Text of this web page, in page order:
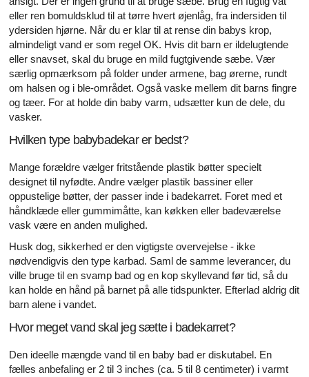
eller ren bomuldsklud til at tørre hvert øjenlåg, fra indersiden til
ydersiden hjørne. Når du er klar til at rense din babys krop,
almindeligt vand er som regel OK. Hvis dit barn er ildelugtende
eller snavset, skal du bruge en mild fugtgivende sæbe. Vær
særlig opmærksom på folder under armene, bag ørerne, rundt
om halsen og i ble-området. Også vaske mellem dit barns fingre
og tæer. For at holde din baby varm, udsætter kun de dele, du
vasker.
Hvilken type babybadekar er bedst?
Mange forældre vælger fritstående plastik bøtter specielt
designet til nyfødte. Andre vælger plastik bassiner eller
oppustelige bøtter, der passer inde i badekarret. Foret med et
håndklæde eller gummimåtte, kan køkken eller badeværelse
vask være en anden mulighed.
Husk dog, sikkerhed er den vigtigste overvejelse - ikke
nødvendigvis den type karbad. Saml de samme leverancer, du
ville bruge til en svamp bad og en kop skyllevand før tid, så du
kan holde en hånd på barnet på alle tidspunkter. Efterlad aldrig dit
barn alene i vandet.
Hvor meget vand skal jeg sætte i badekarret?
Den ideelle mængde vand til en baby bad er diskutabel. En
fælles anbefaling er 2 til 3 inches (ca. 5 til 8 centimeter) i varmt